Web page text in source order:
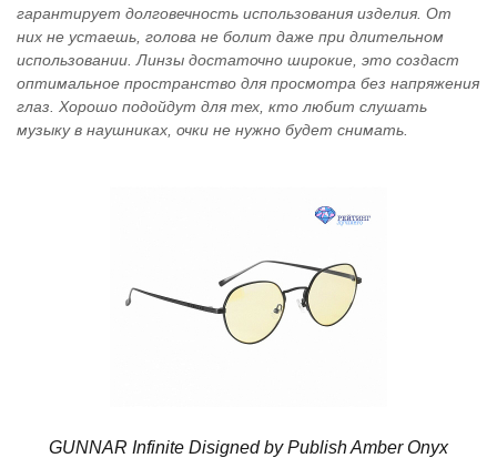
гарантирует долговечность использования изделия. От
них не устаешь, голова не болит даже при длительном
использовании. Линзы достаточно широкие, это создаст
оптимальное пространство для просмотра без напряжения
глаз. Хорошо подойдут для тех, кто любит слушать
музыку в наушниках, очки не нужно будет снимать.
GUNNAR Infinite Disigned by Publish Amber Onyx